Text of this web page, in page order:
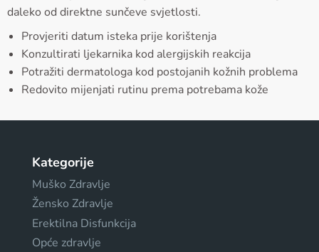
daleko od direktne sunčeve svjetlosti.
Provjeriti datum isteka prije korištenja
Konzultirati ljekarnika kod alergijskih reakcija
Potražiti dermatologa kod postojanih kožnih problema
Redovito mijenjati rutinu prema potrebama kože
Kategorije
Muško Zdravlje
Žensko Zdravlje
Erektilna Disfunkcija
Opće zdravlje